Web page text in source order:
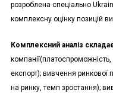
розроблена спеціально
комплексну оцінку позицій
Комплексний аналіз
компанії(платоспроможність,
експорт); вивчення ринкової
на ринку, темп зростання);